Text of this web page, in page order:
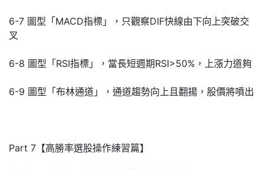
6-7 圖型「MACD指標」，只觀察DIF快線由下向上突破交
叉
6-8 圖型「RSI指標」，當長短週期RSI>50%，上漲力道夠
6-9 圖型「布林通道」，通道趨勢向上且翻揚，股價將噴出
Part 7【高勝率選股操作練習篇】